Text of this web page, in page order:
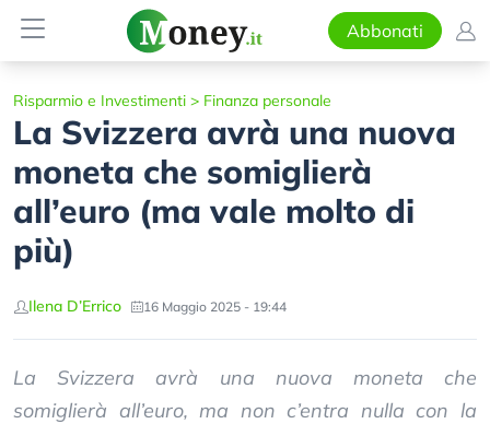
Abbonati
Risparmio e Investimenti > Finanza personale
La Svizzera avrà una nuova
moneta che somiglierà
all’euro (ma vale molto di
più)
Ilena D’Errico 16 Maggio 2025 - 19:44
La Svizzera avrà una nuova moneta che
somiglierà all’euro, ma non c’entra nulla con la